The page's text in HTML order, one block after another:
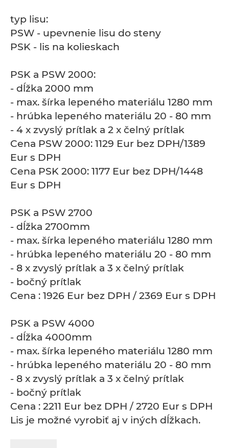
typ lisu:
PSW - upevnenie lisu do steny
PSK - lis na kolieskach
PSK a PSW 2000:
- dĺžka 2000 mm
- max. šírka lepeného materiálu 1280 mm
- hrúbka lepeného materiálu 20 - 80 mm
- 4 x zvyslý prítlak a 2 x čelný prítlak
Cena PSW 2000: 1129 Eur bez DPH/1389
Eur s DPH
Cena PSK 2000: 1177 Eur bez DPH/1448
Eur s DPH
PSK a PSW 2700
- dĺžka 2700mm
- max. šírka lepeného materiálu 1280 mm
- hrúbka lepeného materiálu 20 - 80 mm
- 8 x zvyslý prítlak a 3 x čelný prítlak
- bočný prítlak
Cena : 1926 Eur bez DPH / 2369 Eur s DPH
PSK a PSW 4000
- dĺžka 4000mm
- max. šírka lepeného materiálu 1280 mm
- hrúbka lepeného materiálu 20 - 80 mm
- 8 x zvyslý prítlak a 3 x čelný prítlak
- bočný prítlak
Cena : 2211 Eur bez DPH / 2720 Eur s DPH
Lis je možné vyrobiť aj v iných dĺžkach.